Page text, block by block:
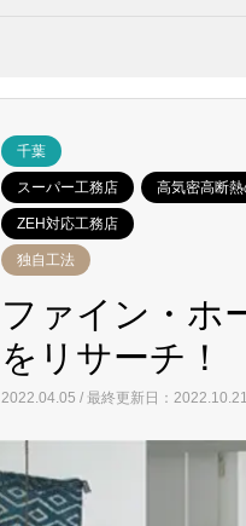
千葉
スーパー工務店 高気密高断
ZEH対応工務店
独自工法
ファイン・ホ
をリサーチ！
2022.04.05 / 最終更新日：2022.10.21